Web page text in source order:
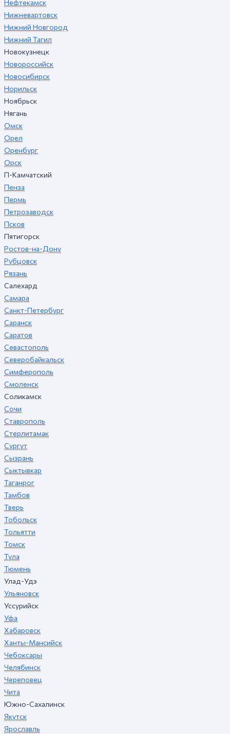
Нефтекамск
Нижневартовск
Нижний Новгород
Нижний Тагил
Новокузнецк
Новороссийск
Новосибирск
Норильск
Ноябрьск
Нягань
Омск
Орел
Оренбург
Орск
П-Камчатский
Пенза
Пермь
Петрозаводск
Псков
Пятигорск
Ростов-на-Дону
Рубцовск
Рязань
Салехард
Самара
Санкт-Петербург
Саранск
Саратов
Севастополь
Северобайкальск
Симферополь
Смоленск
Соликамск
Сочи
Ставрополь
Стерлитамак
Сургут
Сызрань
Сыктывкар
Таганрог
Тамбов
Тверь
Тобольск
Тольятти
Томск
Тула
Тюмень
Улад-Удэ
Ульяновск
Уссурийск
Уфа
Хабаровск
Ханты-Мансийск
Чебоксары
Челябинск
Череповец
Чита
Южно-Сахалинск
Якутск
Ярославль